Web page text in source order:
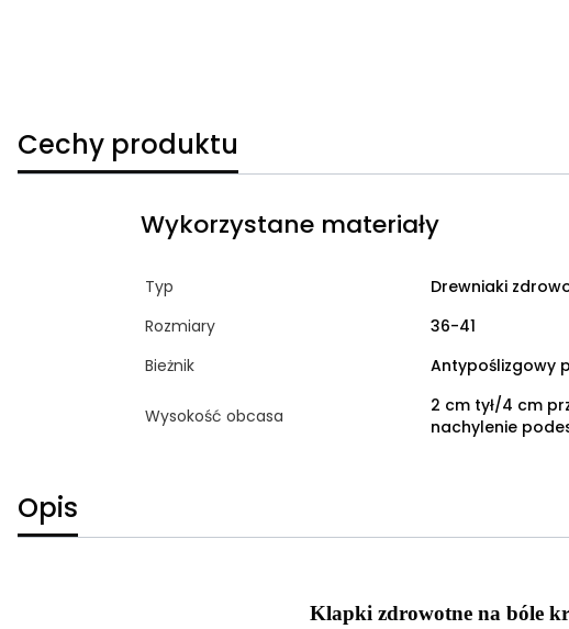
Cechy produktu
Wykorzystane materiały
Typ Drewniaki
Rozmiary
36-41
Bieżnik
Antypoślizgowy
Wysokość obcasa
2 cm tył/4 cm
nachylenie
Opis
Klapki zdrowotne na bóle